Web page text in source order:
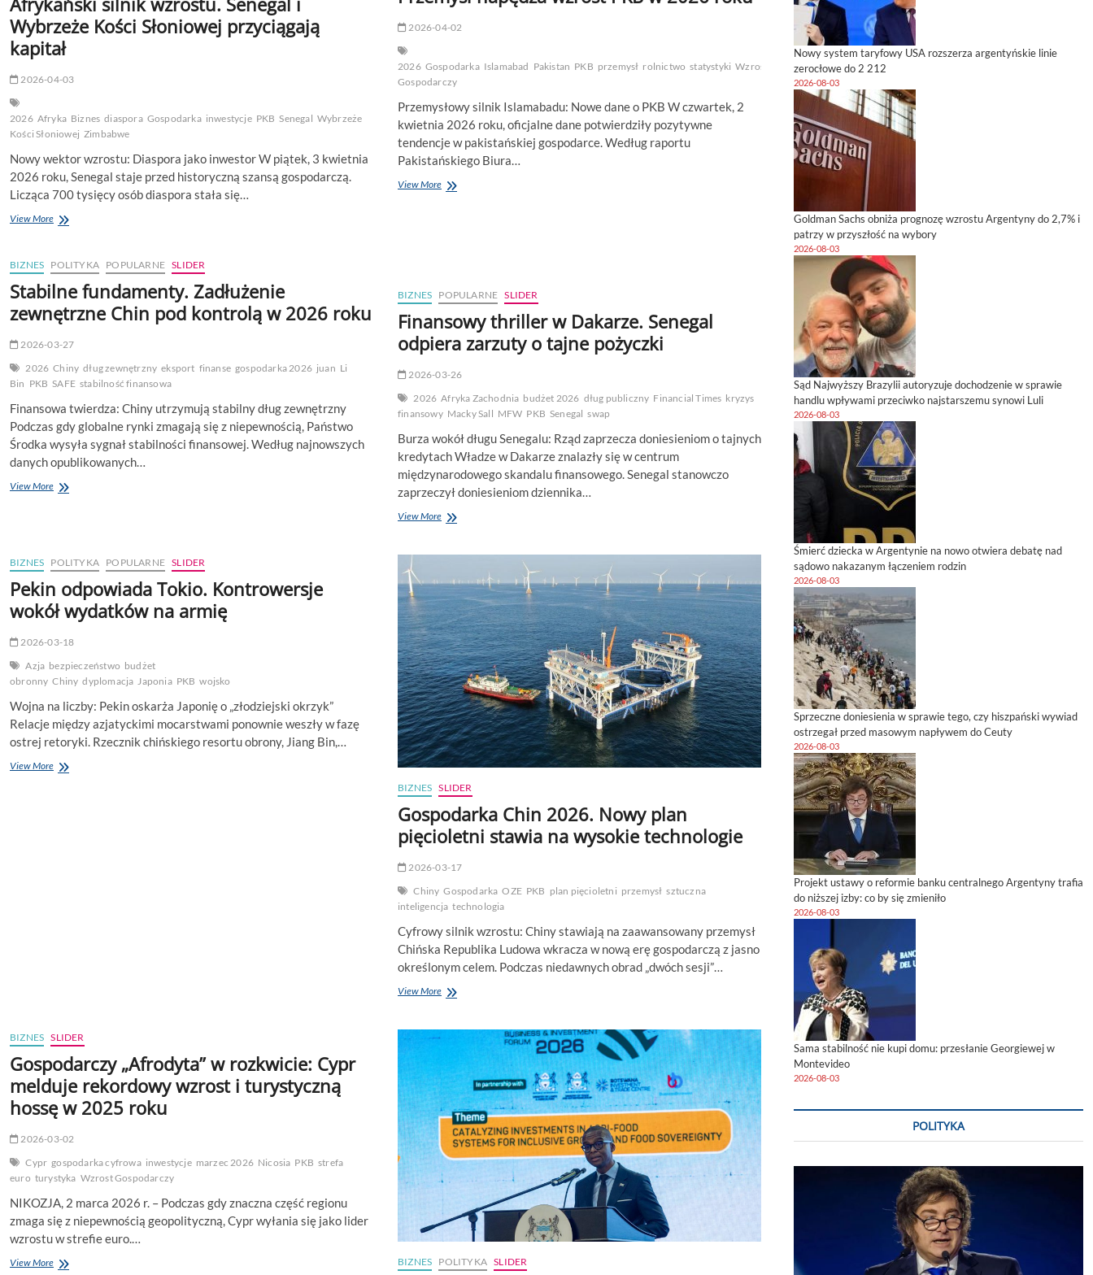
Wybrzeże Kości Słoniowej przyciągają
kapitał
2026-04-03
2026 Afryka Biznes diaspora Gospodarka inwestycje PKB Senegal Wybrzeże
Kości Słoniowej Zimbabwe
Nowy wektor wzrostu: Diaspora jako inwestor W piątek, 3 kwietnia
2026 roku, Senegal staje przed historyczną szansą gospodarczą.
Licząca 700 tysięcy osób diaspora stała się…
View MoreAfrykański
Senegal
i
Wybrzeże
Kości
Słoniowej
kapitał
2026-04-02
2026 Gospodarka Islamabad Pakistan PKB przemysł rolnictwo statystyki Wzrost
Gospodarczy
Przemysłowy silnik Islamabadu: Nowe dane o PKB W czwartek, 2
kwietnia 2026 roku, oficjalne dane potwierdziły pozytywne
tendencje w pakistańskiej gospodarce. Według raportu
Pakistańskiego Biura…
View MoreGospodarka
2026
roku
BIZNES POLITYKA POPULARNE SLIDER
Stabilne fundamenty. Zadłużenie
zewnętrzne Chin pod kontrolą w 2026 roku
2026-03-27
2026 Chiny dług zewnętrzny eksport finanse gospodarka 2026 juan Li
Bin PKB SAFE stabilność finansowa
Finansowa twierdza: Chiny utrzymują stabilny dług zewnętrzny
Podczas gdy globalne rynki zmagają się z niepewnością, Państwo
Środka wysyła sygnał stabilności finansowej. Według najnowszych
danych opublikowanych…
View MoreStabilne
pod
kontrolą
w
2026
roku
BIZNES POPULARNE SLIDER
Finansowy thriller w Dakarze. Senegal
odpiera zarzuty o tajne pożyczki
2026-03-26
2026 Afryka Zachodnia budżet 2026 dług publiczny Financial Times kryzys
finansowy Macky Sall MFW PKB Senegal swap
Burza wokół długu Senegalu: Rząd zaprzecza doniesieniom o tajnych
kredytach Władze w Dakarze znalazły się w centrum
międzynarodowego skandalu finansowego. Senegal stanowczo
zaprzeczył doniesieniom dziennika…
View MoreFinansowy
odpiera
zarzuty
tajne
pożyczki
BIZNES POLITYKA POPULARNE SLIDER
Pekin odpowiada Tokio. Kontrowersje
wokół wydatków na armię
2026-03-18
Azja bezpieczeństwo budżet
obronny Chiny dyplomacja Japonia PKB wojsko
Wojna na liczby: Pekin oskarża Japonię o „złodziejski okrzyk”
Relacje między azjatyckimi mocarstwami ponownie weszły w fazę
ostrej retoryki. Rzecznik chińskiego resortu obrony, Jiang Bin,…
View MorePekin
BIZNES SLIDER
Gospodarka Chin 2026. Nowy plan
pięcioletni stawia na wysokie technologie
2026-03-17
Chiny Gospodarka OZE PKB plan pięcioletni przemysł sztuczna
inteligencja technologia
Cyfrowy silnik wzrostu: Chiny stawiają na zaawansowany przemysł
Chińska Republika Ludowa wkracza w nową erę gospodarczą z jasno
określonym celem. Podczas niedawnych obrad „dwóch sesji”…
View MoreGospodarka
Nowy
stawia
na
wysokie
technologie
BIZNES SLIDER
Gospodarczy „Afrodyta” w rozkwicie: Cypr
melduje rekordowy wzrost i turystyczną
hossę w 2025 roku
2026-03-02
Cypr gospodarka cyfrowa inwestycje marzec 2026 Nicosia PKB strefa
euro turystyka Wzrost Gospodarczy
NIKOZJA, 2 marca 2026 r. – Podczas gdy znaczna część regionu
zmaga się z niepewnością geopolityczną, Cypr wyłania się jako lider
wzrostu w strefie euro.…
View MoreGospodarczy
BIZNES POLITYKA SLIDER
Nowy system taryfowy USA rozszerza argentyńskie linie
zerocłowe do 2 212
2026-08-03
Goldman Sachs obniża prognozę wzrostu Argentyny do 2,7% i
patrzy w przyszłość na wybory
2026-08-03
Sąd Najwyższy Brazylii autoryzuje dochodzenie w sprawie
handlu wpływami przeciwko najstarszemu synowi Luli
2026-08-03
Śmierć dziecka w Argentynie na nowo otwiera debatę nad
sądowo nakazanym łączeniem rodzin
2026-08-03
Sprzeczne doniesienia w sprawie tego, czy hiszpański wywiad
ostrzegał przed masowym napływem do Ceuty
2026-08-03
Projekt ustawy o reformie banku centralnego Argentyny trafia
do niższej izby: co by się zmieniło
2026-08-03
Sama stabilność nie kupi domu: przesłanie Georgiewej w
Montevideo
2026-08-03
POLITYKA